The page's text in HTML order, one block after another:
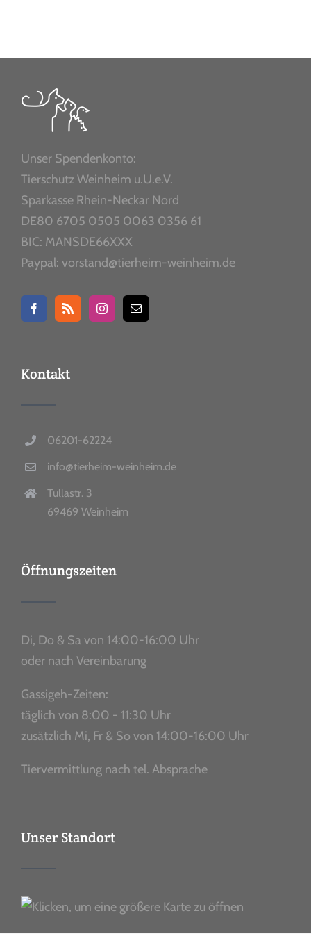
Unser Spendenkonto:
Tierschutz Weinheim u.U.e.V.
Sparkasse Rhein-Neckar Nord
DE80 6705 0505 0063 0356 61
BIC: MANSDE66XXX
Paypal: vorstand@tierheim-weinheim.de
Kontakt
06201-62224
info@tierheim-weinheim.de
Tullastr. 3
69469 Weinheim
Öffnungszeiten
Di, Do & Sa von 14:00-16:00 Uhr
oder nach Vereinbarung
Gassigeh-Zeiten:
täglich von 8:00 - 11:30 Uhr
zusätzlich Mi, Fr & So von 14:00-16:00 Uhr
Tiervermittlung nach tel. Absprache
Unser Standort